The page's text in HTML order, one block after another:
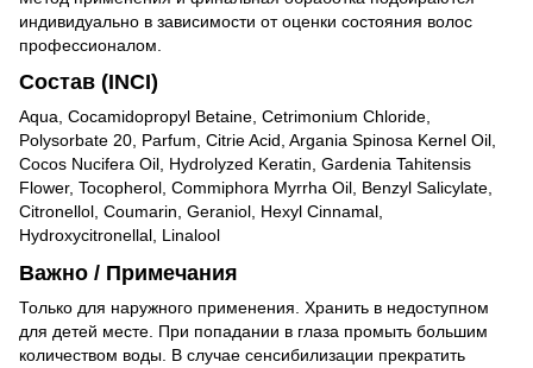
индивидуально в зависимости от оценки состояния волос
профессионалом.
Состав (INCI)
Aqua, Cocamidopropyl Betaine, Cetrimonium Chloride,
Polysorbate 20, Parfum, Citrie Acid, Argania Spinosa Kernel Oil,
Cocos Nucifera Oil, Hydrolyzed Keratin, Gardenia Tahitensis
Flower, Tocopherol, Commiphora Myrrha Oil, Benzyl Salicylate,
Citronellol, Coumarin, Geraniol, Hexyl Cinnamal,
Hydroxycitronellal, Linalool
Важно / Примечания
Только для наружного применения. Хранить в недоступном
для детей месте. При попадании в глаза промыть большим
количеством воды. В случае сенсибилизации прекратить